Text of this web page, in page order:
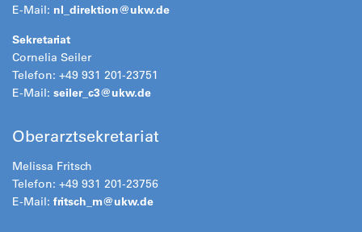
E-Mail: nl_direktion@ukw.de
Sekretariat
Cornelia Seiler
Telefon: +49 931 201-23751
E-Mail: seiler_c3@ukw.de
Oberarztsekretariat
Melissa Fritsch
Telefon: +49 931 201-23756
E-Mail: fritsch_m@ukw.de